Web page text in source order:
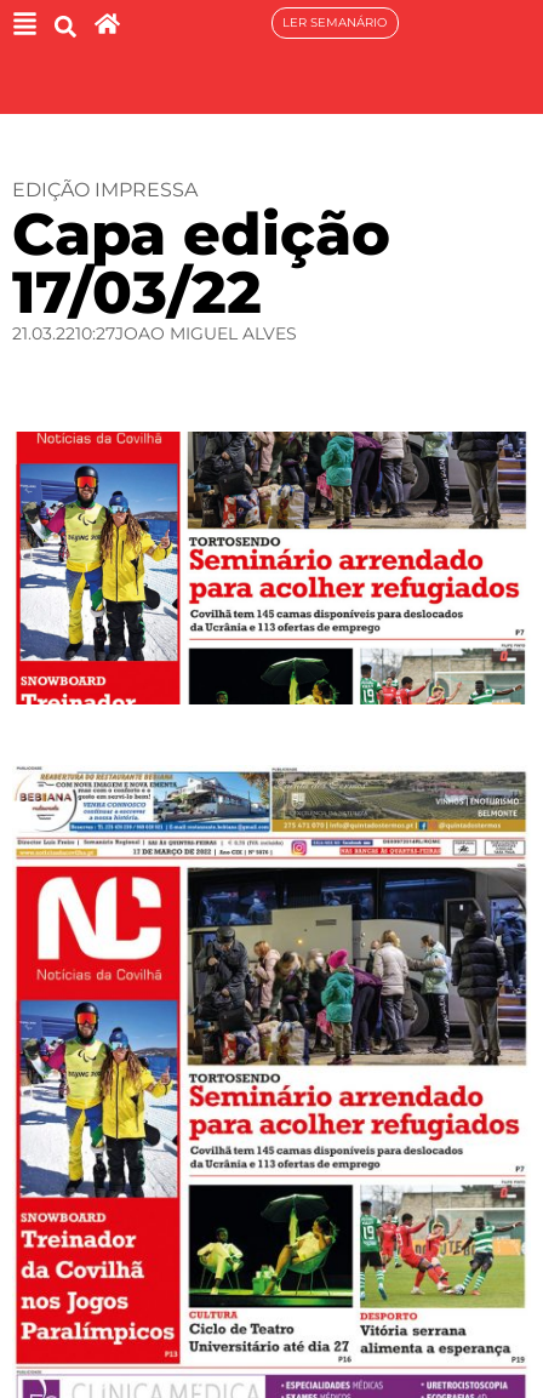
LER SEMANÁRIO
EDIÇÃO IMPRESSA
Capa edição
17/03/22
21.03.2210:27JOAO MIGUEL ALVES